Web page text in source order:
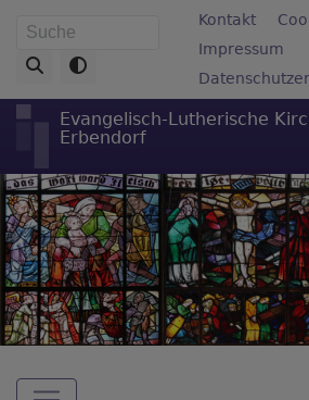
zum
Inhalt
Suche
Kontakt
Impressum
Evangelisch-Lutherische
Erbendorf